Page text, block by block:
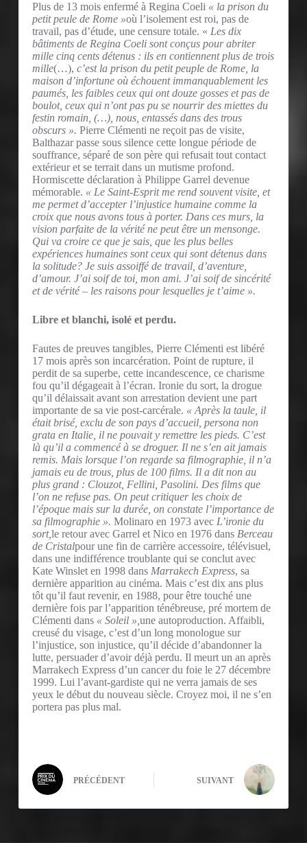
Plus de 13 mois enfermé à Regina Coeli « la prison du
petit peule de Rome »où l’isolement est roi, pas de
travail, pas d’étude, une censure totale. « Les dix
bâtiments de Regina Coeli sont conçus pour abriter
mille cinq cents détenus : ils en contiennent plus de trois
mille(…), c’est la prison du petit peuple de Rome, la
maison d’infortune où échouent immanquablement les
paumés, les faibles ceux qui ont douze gosses et pas de
boulot, ceux qui n’ont pas pu se nourrir des miettes du
festin romain, (…), nous, entassés dans des trous
obscurs ». Pierre Clémenti ne reçoit pas de visite,
Balthazar passe sous silence cette longue période de
souffrance, séparé de son père qui refusait tout contact
extérieur et se terrait dans un mutisme profond.
Hormiscette déclaration à Philippe Garrel devenue
mémorable. « Le Saint-Esprit me rend souvent visite, et
me permet d’accepter l’injustice humaine comme la
croix que nous avons tous à porter. Dans ces murs, la
vision parfaite de la vérité ne peut être un mensonge.
Qui va croire ce que je sais, que les plus belles
expériences humaines sont ceux qui sont détenus dans
la solitude? Je suis assoiffé de travail, d’aventure,
d’amour. J’ai soif de toi, mon ami. J’ai soif de sincérité
et de vérité – les raisons pour lesquelles je t’aime ».
Libre et blanchi, isolé et perdu.
Fautes de preuves tangibles, Pierre Clémenti est libéré
17 mois après son incarcération. Point de rupture, il
perdit de sa superbe, cette incandescence, ce charisme
fou qu’il dégageait à l’écran. Ironie du sort, la drogue
qu’il délaissait avant son arrestation devient une part
importante de sa vie post-carcérale. « Après la taule, il
était brisé, exclu de son pays d’accueil, persona non
grata en Italie, il ne pouvait y remettre les pieds. C’est
là qu’il a commencé à se droguer. Il ne s’en ait jamais
remis. Mais lorsque l’on regarde sa filmographie, il n’a
jamais eu de trous, plus de 100 films. Il a dit non au
plus grand : Clouzot, Fellini, Pasolini. Des films que
l’on ne refuse pas. On peut critiquer les choix de
l’époque mais sur la durée, on constate l’importance de
sa filmographie ». Molinaro en 1973 avec L’ironie du
sort,le retour avec Garrel et Nico en 1976 dans Berceau
de Cristalpour une fin de carrière accessoire, télévisuel,
dans une indifférence troublante qui se conclut avec
Kate Winslet en 1998 dans Marrakech Express, sa
dernière apparition au cinéma. Mais c’est dix ans plus
tôt qu’il faut revenir, en 1988, pour être touché une
dernière fois par l’apparition ténébreuse, pré mortem de
Clémenti dans « Soleil »,une autoproduction. Affaibli,
creusé du visage, c’est d’un long monologue sur
l’injustice, son injustice, qu’il décide d’abandonner la
lutte, persuader d’avoir déjà perdu. Il meurt un an après
Marrakech Express d’un cancer du foie le 27 décembre
1999. Lui l’avant-gardiste qui ne verra jamais de ses
yeux le début du nouveau siècle. Croyez moi, il ne s’en
portera pas plus mal.
PRÉCÉDENT SUIVANT